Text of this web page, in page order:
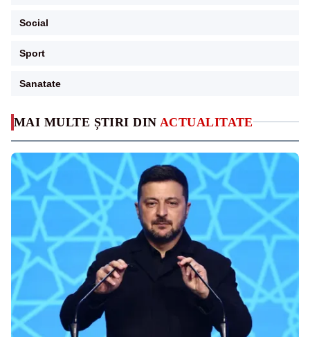
MAI MULTE ȘTIRI DIN ACTUALITATE
Social
Sport
Sanatate